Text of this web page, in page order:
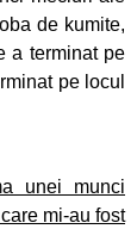
pe
de kumite,
a terminat pe
pe locul
unei munci
mi-au fost